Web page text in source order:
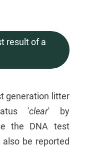
result of a
generation litter
'clear' by
the DNA test
be reported